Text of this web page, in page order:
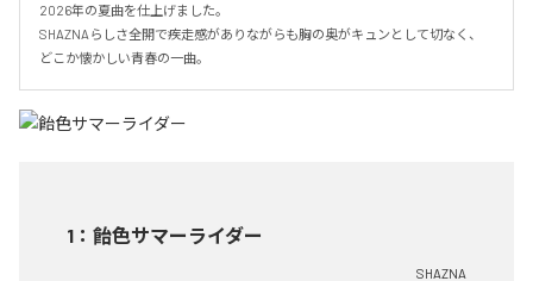
2026年の夏曲を仕上げました。
SHAZNAらしさ全開で疾走感がありながらも胸の奥がキュンとして切なく、
どこか懐かしい青春の一曲。
1 ： 飴色サマーライダー
SHAZNA